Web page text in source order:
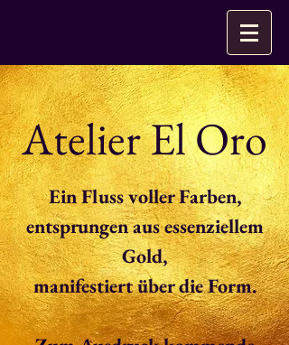
Atelier El Oro
Ein Fluss voller Farben,
entsprungen aus essenziellem
Gold,
manifestiert über die Form.